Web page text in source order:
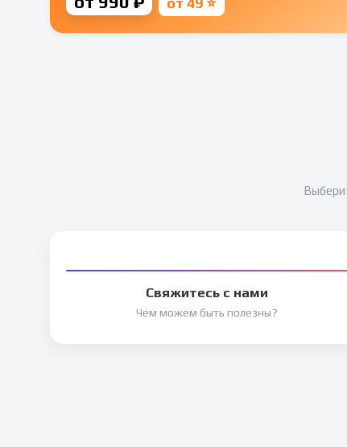
Свяжитесь с нами
Чем можем быть полезны?